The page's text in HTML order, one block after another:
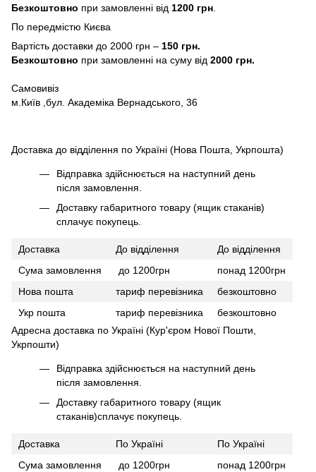
Безкоштовно при замовленні від 1200 грн
По передмістю Києва
Вартість доставки до 2000 грн – 150 грн.
Безкоштовно при замовленні на суму від 2000 грн.
Самовивіз
м.Київ ,бул. Академіка Вернадського, 36
Доставка до відділення по Україні (Нова Пошта, Укрпошта)
Відправка здійснюється на наступний день
після замовлення.
Доставку габаритного товару (ящик стаканів)
сплачує покупець.
Доставка До відділення
До відділення
Сума замовлення
до 1200грн
понад 1200грн
Нова пошта
тариф перевізника
безкоштовно
Укр пошта
тариф перевізника
безкоштовно
Адресна доставка по Україні (Кур'єром Нової Пошти,
Укрпошти)
Відправка здійснюється на наступний день
після замовлення.
Доставку габаритного товару (ящик
стаканів)сплачує покупець.
Доставка По Україні
По Україні
Сума замовлення
до 1200грн
понад 1200грн